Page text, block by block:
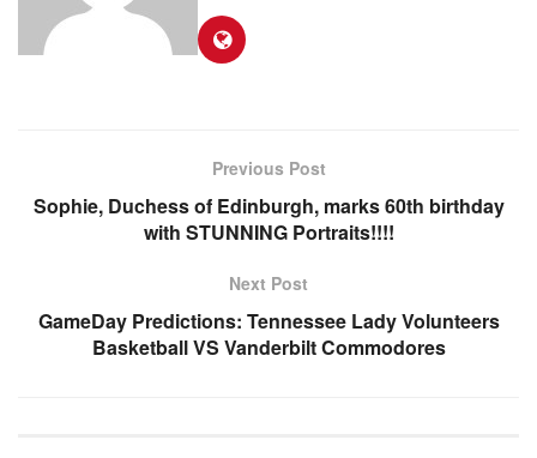
Previous Post
Sophie, Duchess of Edinburgh, marks 60th birthday
with STUNNING Portraits!!!!
Next Post
GameDay Predictions: Tennessee Lady Volunteers
Basketball VS Vanderbilt Commodores